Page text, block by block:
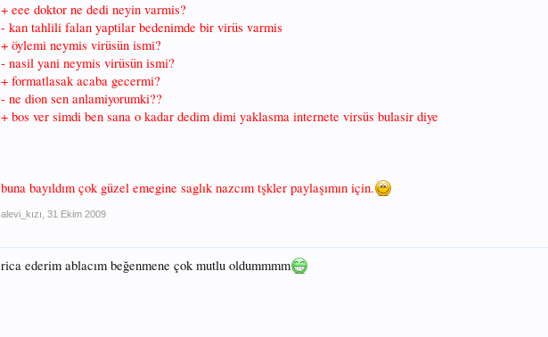
+ eee doktor ne dedi neyin varmis?
- kan tahlili falan yaptilar bedenimde bir virüs varmis
+ öylemi neymis virüsün ismi?
- nasil yani neymis virüsün ismi?
+ formatlasak acaba gecermi?
- ne dion sen anlamiyorumki??
+ bos ver simdi ben sana o kadar dedim dimi yaklasma internete virsüs bulasir diye
buna bayıldım çok güzel emegine saglık nazcım tşkler paylaşımın için.
alevi_kızı 31 Ekim 2009
rica ederim ablacım beğenmene çok mutlu oldummmm